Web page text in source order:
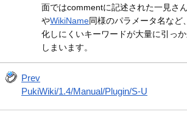
面ではcommentに記述された一見さ
やWikiName同様のパラメータ名など
化しにくいキーワードが大量に引っ
しまいます。
Prev
PukiWiki/1.4/Manual/Plugin/S-U